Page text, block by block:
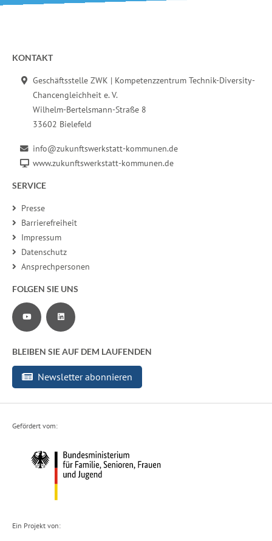
Fußbereich der Seite
KONTAKT
Geschäftsstelle ZWK | Kompetenzzentrum Technik-Diversity-
Chancengleichheit e. V.
Wilhelm-Bertelsmann-Straße 8
33602 Bielefeld
info@zukunftswerkstatt-kommunen.de
www.zukunftswerkstatt-kommunen.de
SERVICE
Presse
Barrierefreiheit
Impressum
Datenschutz
Ansprechpersonen
FOLGEN SIE UNS
Zu unserem YouTube-Channel
Zu unserer LinkedIn-Seite
BLEIBEN SIE AUF DEM LAUFENDEN
Newsletter abonnieren
Gefördert vom:
Ein Projekt von: